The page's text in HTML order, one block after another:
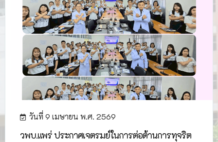
วันที่ 9 เมษายน พ.ศ. 2569
วพบ.แพร่ ประกาศเจตรมย์ในการต่อต้านการทุจริต